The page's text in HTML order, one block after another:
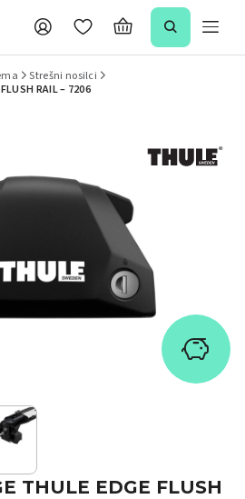
Strešni nosilci
RAIL – 7206
THULE EDGE FLUSH